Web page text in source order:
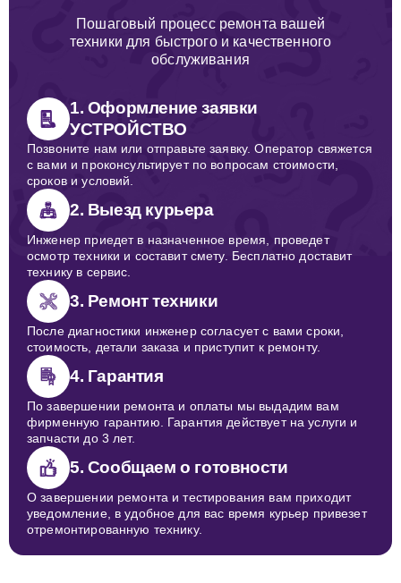
Пошаговый процесс ремонта вашей
техники для быстрого и качественного
обслуживания
1. Оформление заявки
УСТРОЙСТВО
Позвоните нам или отправьте заявку. Оператор свяжется
с вами и проконсультирует по вопросам стоимости,
сроков и условий.
2. Выезд курьера
Инженер приедет в назначенное время, проведет
осмотр техники и составит смету. Бесплатно доставит
технику в сервис.
3. Ремонт техники
После диагностики инженер согласует с вами сроки,
стоимость, детали заказа и приступит к ремонту.
4. Гарантия
По завершении ремонта и оплаты мы выдадим вам
фирменную гарантию. Гарантия действует на услуги и
запчасти до 3 лет.
5. Сообщаем о готовности
О завершении ремонта и тестирования вам приходит
уведомление, в удобное для вас время курьер привезет
отремонтированную технику.